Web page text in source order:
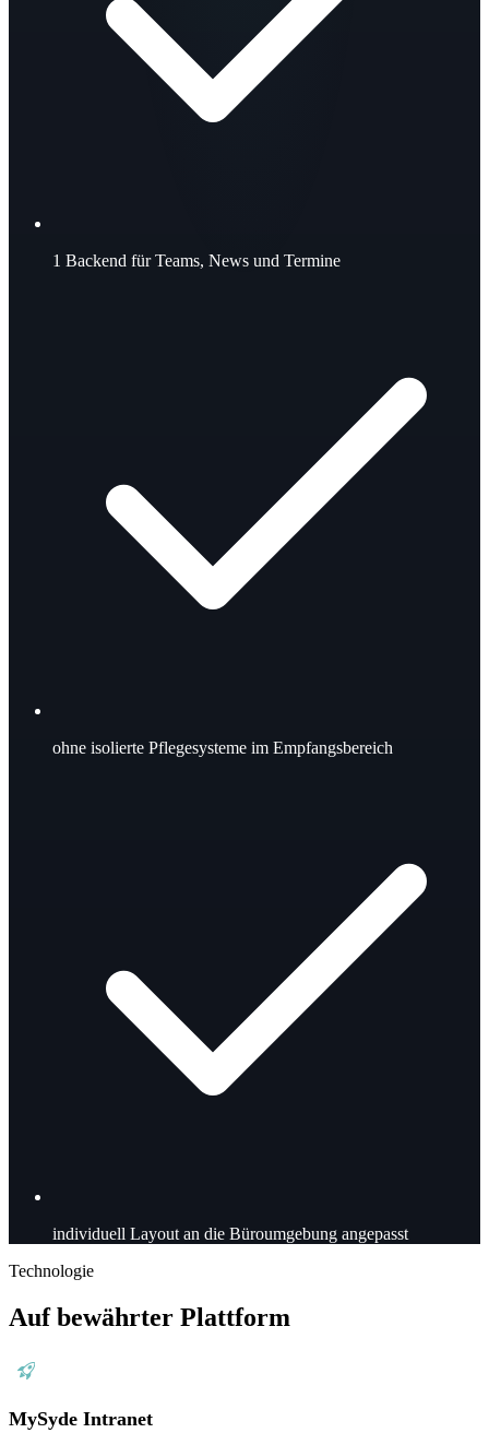
1 Backend für Teams, News und Termine
ohne isolierte Pflegesysteme im Empfangsbereich
individuell Layout an die Büroumgebung angepasst
Technologie
Auf bewährter Plattform
MySyde Intranet